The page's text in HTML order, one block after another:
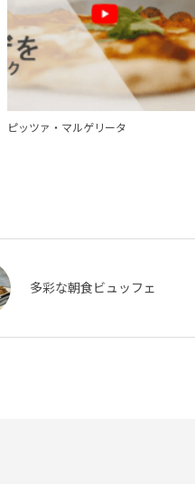
ピッツァ・マルゲリータ
多彩な朝食ビュッフェ